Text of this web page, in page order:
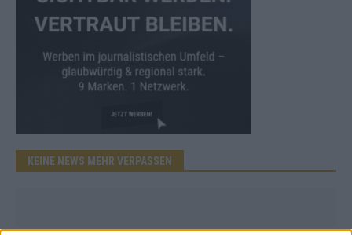
KEINE NEWS MEHR VERPASSEN